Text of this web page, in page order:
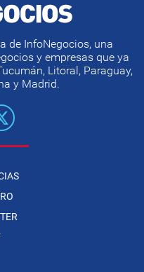
de InfoNegocios, una
y empresas que ya
Litoral, Paraguay,
y Madrid.